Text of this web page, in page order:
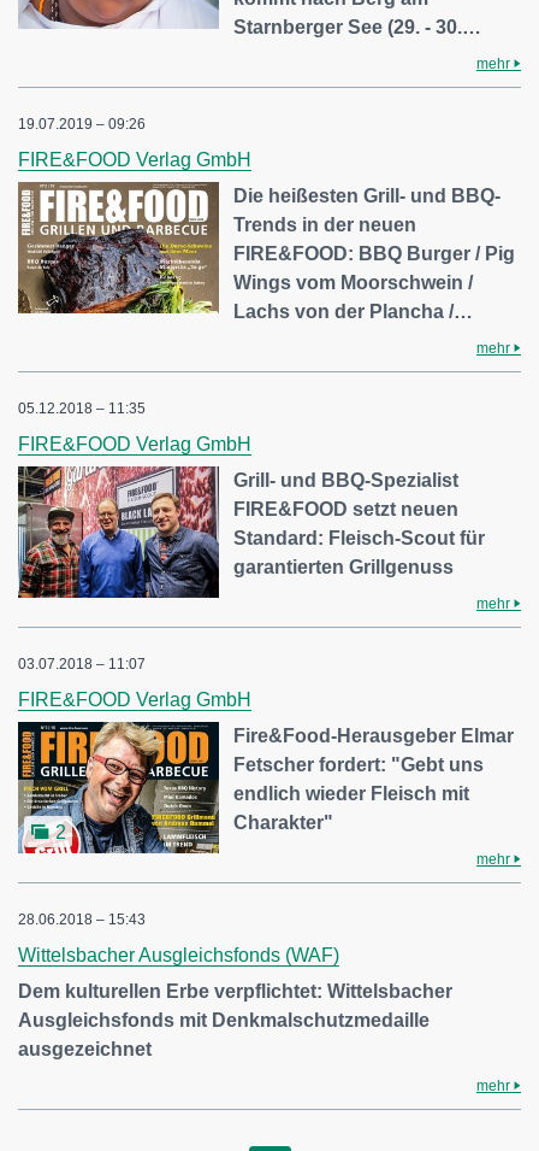
Starnberger See (29. - 30.…
mehr
19.07.2019 – 09:26
FIRE&FOOD Verlag GmbH
Die heißesten Grill- und BBQ-
Trends in der neuen
FIRE&FOOD: BBQ Burger / Pig
Wings vom Moorschwein /
Lachs von der Plancha /…
mehr
05.12.2018 – 11:35
FIRE&FOOD Verlag GmbH
Grill- und BBQ-Spezialist
FIRE&FOOD setzt neuen
Standard: Fleisch-Scout für
garantierten Grillgenuss
mehr
03.07.2018 – 11:07
FIRE&FOOD Verlag GmbH
2
Fire&Food-Herausgeber Elmar
Fetscher fordert: "Gebt uns
endlich wieder Fleisch mit
Charakter"
mehr
28.06.2018 – 15:43
Wittelsbacher Ausgleichsfonds (WAF)
Dem kulturellen Erbe verpflichtet: Wittelsbacher
Ausgleichsfonds mit Denkmalschutzmedaille
ausgezeichnet
mehr